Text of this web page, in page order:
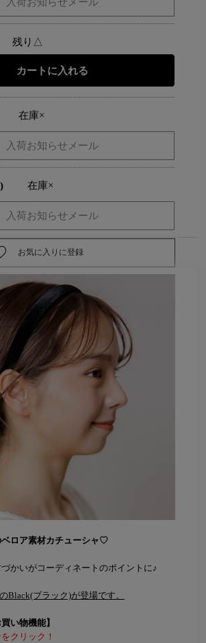
残り△
在庫×
在庫×
お気に入りに登録
ロア素材カチューシャ♡
かいがコーディネートのポイントに♪
Black(ブラック)が登場です。
い物機能】
クリック！